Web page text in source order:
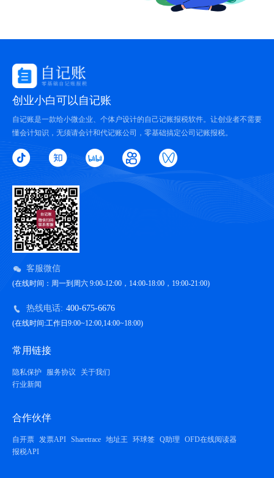
创业小白可以自记账
自记账是一款给小微企业、个体户设计的自己记账报税软件。让创业者不需要
懂会计知识，无须请会计和代记账公司，零基础搞定公司记账报税。
客服微信
(在线时间：周一到周六 9:00-12:00，14:00-18:00，19:00-21:00)
热线电话: 400-675-6676
(在线时间:工作日9:00~12:00,14:00~18:00)
常用链接
隐私保护 服务协议
关于我们
行业新闻
合作伙伴
自开票 发票API Sharetrace 地址王 环球签 Q助理
OFD在线阅读器
报税API